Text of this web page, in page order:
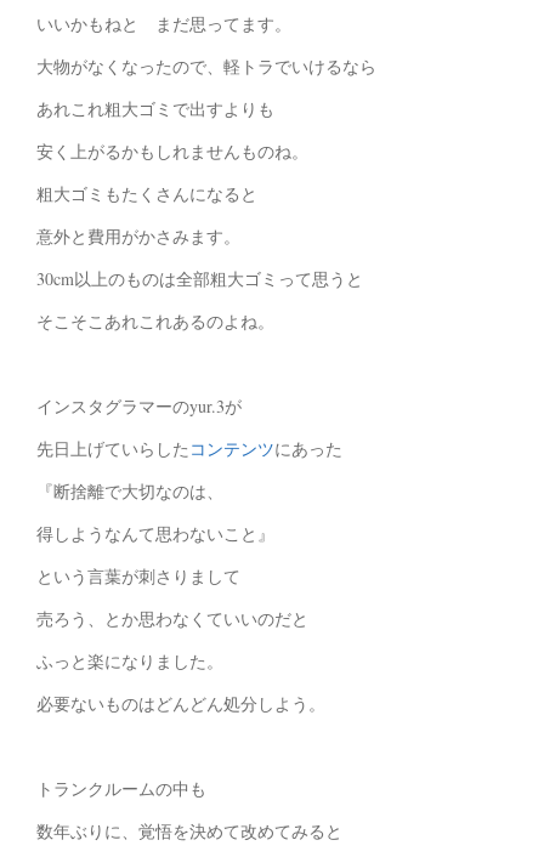
いいかもねと まだ思ってます。
大物がなくなったので、軽トラでいけるなら
あれこれ粗大ゴミで出すよりも
安く上がるかもしれませんものね。
粗大ゴミもたくさんになると
意外と費用がかさみます。
30cm以上のものは全部粗大ゴミって思うと
そこそこあれこれあるのよね。
インスタグラマーのyur.3が
先日上げていらした コンテンツにあった
『断捨離で大切なのは、
得しようなんて思わないこと』
という言葉が刺さりまして
売ろう、とか思わなくていいのだと
ふっと楽になりました。
必要ないものはどんどん処分しよう。
トランクルームの中も
数年ぶりに、覚悟を決めて改めてみると